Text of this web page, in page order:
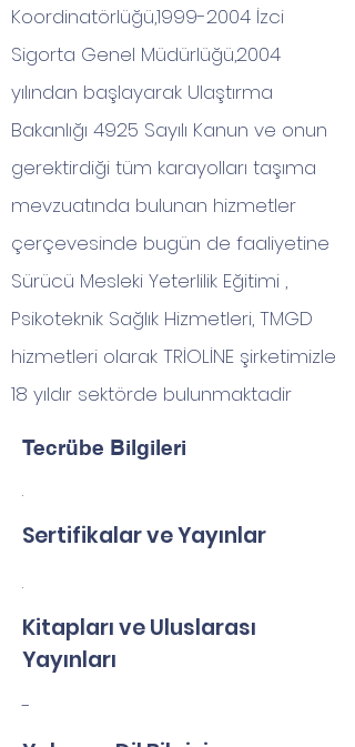
Koordinatörlüğü,1999-2004 İzci
Sigorta Genel Müdürlüğü,2004
yılından başlayarak Ulaştırma
Bakanlığı 4925 Sayılı Kanun ve onun
gerektirdiği tüm karayolları taşıma
mevzuatında bulunan hizmetler
çerçevesinde bugün de faaliyetine
Sürücü Mesleki Yeterlilik Eğitimi ,
Psikoteknik Sağlık Hizmetleri, TMGD
hizmetleri olarak TRİOLİNE şirketimizle
18 yıldır sektörde bulunmaktadir
Tecrübe Bilgileri
.
Sertifikalar ve Yayınlar
.
Kitapları ve Uluslarası
Yayınları
-